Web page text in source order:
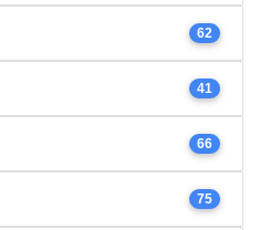
62
41
66
75